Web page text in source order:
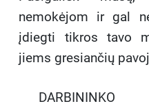
nemokėjom ir gal
įdiegti tikros tavo
jiems gresiančių
DARBININKO